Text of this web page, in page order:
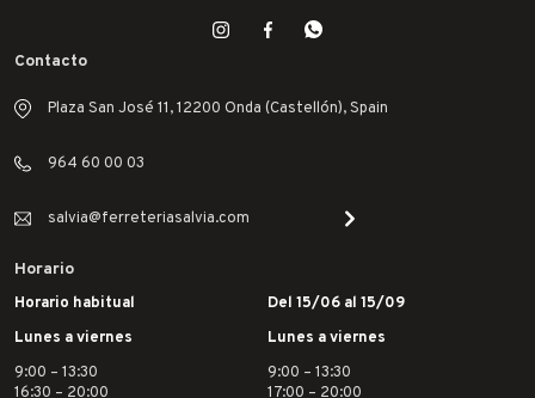
Contacto
Plaza San José 11, 12200 Onda (Castellón), Spain
964 60 00 03
salvia@ferreteriasalvia.com
Horario
Horario habitual
Lunes a viernes
9:00 – 13:30
16:30 – 20:00
Del 15/06 al 15/09
Lunes a viernes
9:00 – 13:30
17:00 – 20:00